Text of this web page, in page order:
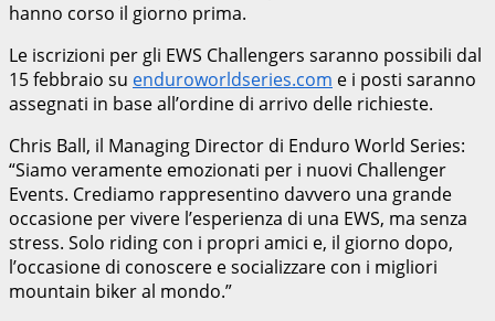
hanno corso il giorno prima.
Le iscrizioni per gli EWS Challengers saranno possibili dal
15 febbraio su enduroworldseries.com e i posti saranno
assegnati in base all’ordine di arrivo delle richieste.
Chris Ball, il Managing Director di Enduro World Series:
“Siamo veramente emozionati per i nuovi Challenger
Events. Crediamo rappresentino davvero una grande
occasione per vivere l’esperienza di una EWS, ma senza
stress. Solo riding con i propri amici e, il giorno dopo,
l’occasione di conoscere e socializzare con i migliori
mountain biker al mondo.”